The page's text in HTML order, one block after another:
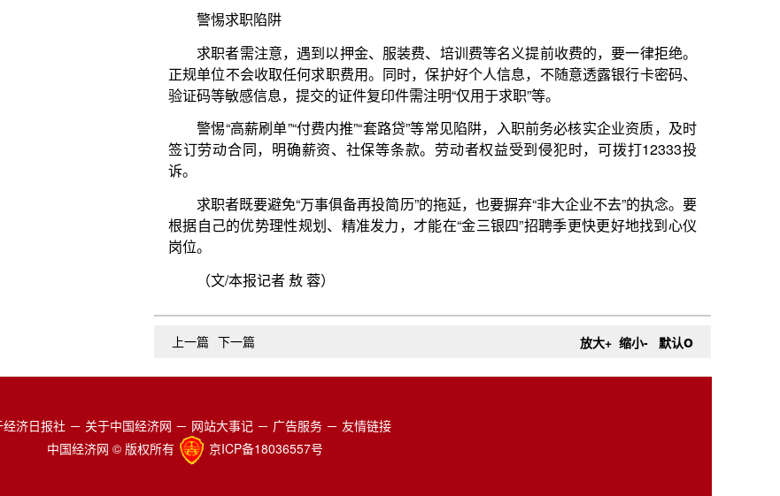
（文/本报记者 敖 蓉）
上一篇 下一篇 放大+ 缩小- 默认o
经济日报社 － 关于中国经济网 － 网站大事记 － 广告服务 － 友情链接
中国经济网 © 版权所有
京ICP备18036557号